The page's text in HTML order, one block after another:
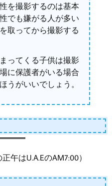
を撮影するのは基本
でも嫌がる人が多い
取ってから撮影する
ってくる子供は撮影
に保護者がいる場合
うがいいでしょう。
午はU.A.EのAM7:00）